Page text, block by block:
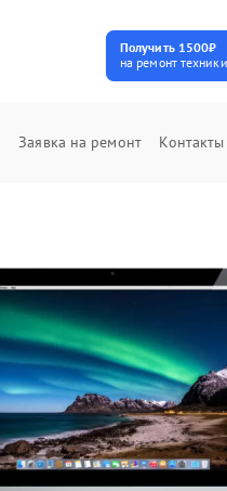
Получить 1500₽
на ремонт техники
Заявка на ремонт Контакты